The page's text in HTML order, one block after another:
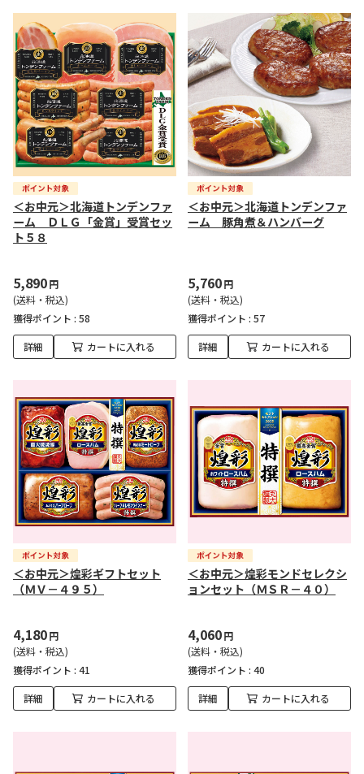
＜お中元＞北海道トンデンファ
ーム ＤＬＧ「金賞」受賞セッ
ト５８
5,890円
(送料・税込)
獲得ポイント : 58
詳細 カートに入れる
＜お中元＞北海道トンデンファ
ーム 豚角煮＆ハンバーグ
5,760円
(送料・税込)
獲得ポイント : 57
詳細 カートに入れる
＜お中元＞煌彩ギフトセット
（ＭＶ－４９５）
4,180円
(送料・税込)
獲得ポイント : 41
詳細 カートに入れる
＜お中元＞煌彩モンドセレクシ
ョンセット（ＭＳＲ－４０）
4,060円
(送料・税込)
獲得ポイント : 40
詳細 カートに入れる